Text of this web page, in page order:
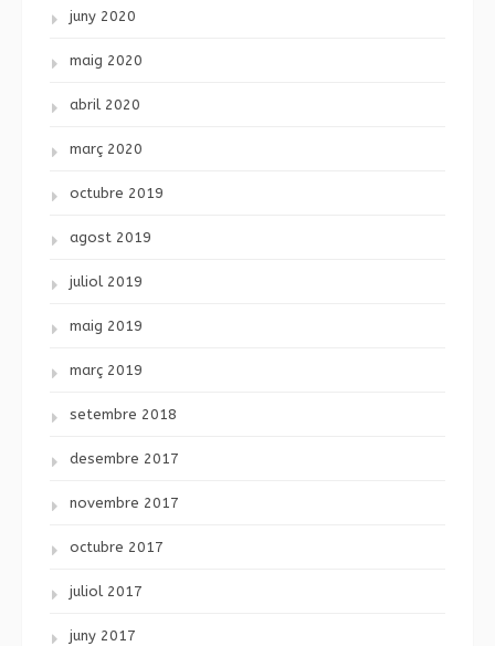
juny 2020
maig 2020
abril 2020
març 2020
octubre 2019
agost 2019
juliol 2019
maig 2019
març 2019
setembre 2018
desembre 2017
novembre 2017
octubre 2017
juliol 2017
juny 2017